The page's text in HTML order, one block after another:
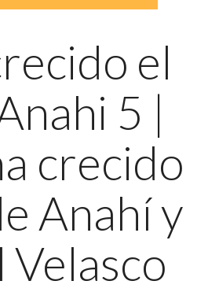
el
5 |
crecido
Anahí y